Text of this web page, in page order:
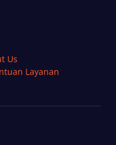
Us
Layanan